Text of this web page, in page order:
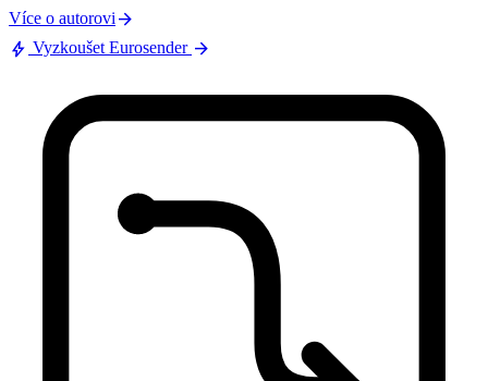
Více o autorovi arrow_forward
bolt Vyzkoušet Eurosender arrow_forward